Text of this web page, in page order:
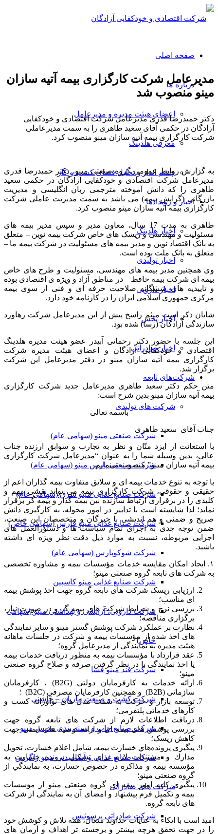
صفحه اصلی
درباره ما
اعضای هیئت مدیره و مدیرعامل
معرفی هلدینگ
چشم انداز و تحلیل فضای کسب و کار
اخبار و رویدادها
اخبار هلدینگ
اخبار تولیدی
اخبار دارویی
اخبار پخش
اخبار صادراتی
شرکت‌های تابعه
شرکت های تولیدی
شرکت صنعتی مینو (سهامی عام)
شرکت صنعتی پارس مینو (سهامی عام)
شرکت صنایع غذایی مینو شرق (سهامی عام)
شرکت صنایع غذایی مینو فارس (سهامی خاص)
شرکت شوکوپارس (سهامی عام)
شرکت صنایع غذایی مینو کاسپین
شرکت دارویی، آرایشی و بهداشتی مینو (سهامی
خاص)
شرکت قند مینو فسا
شرکت کشت و صنعت ماریان – چاشنی
شرکت صنایع چاپ و بسته بندی تندیس مینو
شرکت صنایع غذایی و آشامیدنی مینو زاگرس
شرکت های صادراتی
شرکت صادراتی پرسوئیس
مدیرعامل شرکت کارگزاری بیمه آتیه سازان
مینو منصوب شد
دکتر حمیدرضا قدری مدیرعامل شرکت اقتصادی و خودکفایی
آزادگان در حکمی آقای سعید طاهری را به سمت مدیرعاملی
شرکت کارگزاری بیمه آتیه سازان مینو منصوب کرد.
به گزارش روابط عمومی گروه صنعتی مینو، دکتر حمیدرضا قدری
مدیرعامل شرکت اقتصادی و خودکفایی آزادگان در حکمی سعید
طاهری را که دانش آموخته مترجمی زبان انگلیسی و مدیریت
بازرگانی (گرایش بیمه) می باشد به سمت مدیریت عاملی شرکت
کارگزاری بیمه آتیه سازان مینو منصوب کرد.
طاهری به مدت 17 سال، معاون مدیر و سپس مدیر بیمه های
مسئولیت و مهندسی و ریسک های خاص شرکت بیمه نوین – متعلق
به بانک اقتصاد نوین و مدیر بیمه های مسئولیت در شرکت بیمه ما –
متعلق به بانک ملت بوده است.
وی همچنین مدیر بیمه های مهندسی، مسئولیت و طرح های خاص
بیمه ای شرکت بیمه حافظ – در مناطق آزاد و ویژه ی اقتصادی بوده
و تاییدیه های ششگانه صلاحیت حرفه ای و فنی از سوی بیمه
مرکزی جمهوری اسلامی ایران را در کارنامه خود دارد.
شایان ذکر است میثم راسخ پیش از این مدیرعامل شرکت رهاورد
سازندگی آزادگان (رسا) شده بود.
این جلسه با حضور دکتر رحمانی آبیدر عضو هیئت مدیره هلدینگ
اقتصادی و خودکفایی آزادگان و اعضای هیئت مدیره شرکت
کارگزاری بیمه آتیه سازان مینو در دفتر مدیرعامل این شرکت
برگزار شد.
متن حکم دکتر سعید طاهری مدیرعامل جدید شرکت کارگزاری
بیمه آتیه سازان مینو بدین شرح است:
باسمه تعالی
جناب آقای سعید طاهری
با استعانت از ایزد منّان و نظر به تجارب و سوابق ارزنده جناب
عالی، بدین وسیله شما را به عنوان “مدیرعامل شرکت کارگزاری
بیمه آتیه سازان مینو” منصوب می­نمایم.
با توجه به تنوع خدمات بیمه ای و سلایق متفاوت بیمه گذاران اعم از
حقیقی و حقوقی، شرکت کارگزاری بیمه می تواند نقشی مهم و
کلیدی را در برقراری ارتباط سازنده بین بيمه گذار و بيمه گر برقرار
نماید؛ لذا شایسته است با تدابیر در امور محوله، به کارگیری دانش
صریح و ضمنی و هم اندیشی با خبرگان و متخصصان این صنعت،
ضمن توجه جدی به اجرای تمام سیاست ها و دستورالعمل های
اجرایی مربوطه، نسبت به موارد ذیل دقت نظر ویژه ای داشته
باشید.
۱. ایجاد امکان مقایسه خدمات مؤسسات بیمه و مشاوره تخصصی
به شرکت های تابعه گروه صنعتی مینو؛
ارزیابی ریسک شرکت های تابعه گروه جهت اخذ پوشش بیمه
ای مناسب؛
بررسی نرخ و شرایط شرکت های بیمه گر و در صورت نیاز،
برگزاری مناقصه؛
نظارت بر عملکرد شرکت پوشش گستر مینو و سایر نمایندگی
های اخذ شده از مؤسسات بیمه و شرکت در جلسات ماهانه
هیئت مدیره به نمایندگی از مدیرعامل گروه؛
عقد قرارداد با مؤسسات بیمه به منظور دریافت خدمات بیمه
یا اخذ نمایندگی با در نظر گرفتن صرفه و صلاح گروه صنعتی
مینو؛
ارائه خدمات به کارفرمایان دولتی (B2G) ، کارفرمایان
سازمانی (B2B) و همچنین کارفرمایان مصرفی (B2C) ؛
توسعه بازار و حرکت به سمت مدل های نوآورانه کسب و
کارهای خدماتی پلتفرمی؛
دريافت اطلاعات لازم از شر‌کت های تابعه گروه جهت
بررسی پوشش های بیمه ای و ارائه توصیه های ایمنی جهت
کاهش ریسک؛
پيگيري پرونده‌هاي خسارت بيمه، شامل اعلام خسارت، تحويل
مدارك و مستندات لازم براي تشكيل پرونده خسارت به
مؤسسه بيمه و مذاکره در خصوص خسارت، به نمايندگي از
گروه صنعتی مینو؛
پیگیری کلیه امور بیمه ای گروه صنعتی مینو از مؤسسات
بیمه و تکمیل فرم پیشنهاد و امضای آن به نمایندگی از شرکت
های تابعه گروه.
امید است با اتکاء به عنایات خداوند متعال، همه تلاش و کوشش خود
را در جهت تحقق هرچه بیشتر و برجسته تر اهداف و آرمان های